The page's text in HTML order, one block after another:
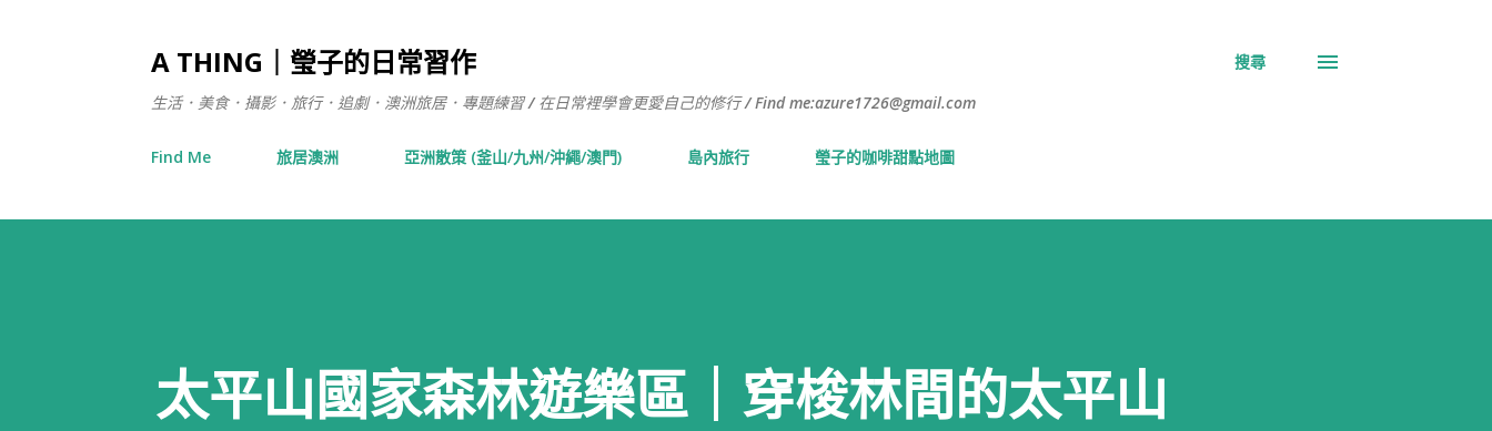
A THING｜瑩子的日常習作
生活．美食．攝影．旅行．追劇．澳洲旅居．專題練習 / 在日常裡學會更愛自己的修行 / Find me:azure1726@gmail.com
搜尋
Find Me 旅居澳洲 亞洲散策 (釜山/九州/沖繩/澳門) 島內旅行 瑩子的咖啡甜點地圖
太平山國家森林遊樂區｜穿梭林間的太平山